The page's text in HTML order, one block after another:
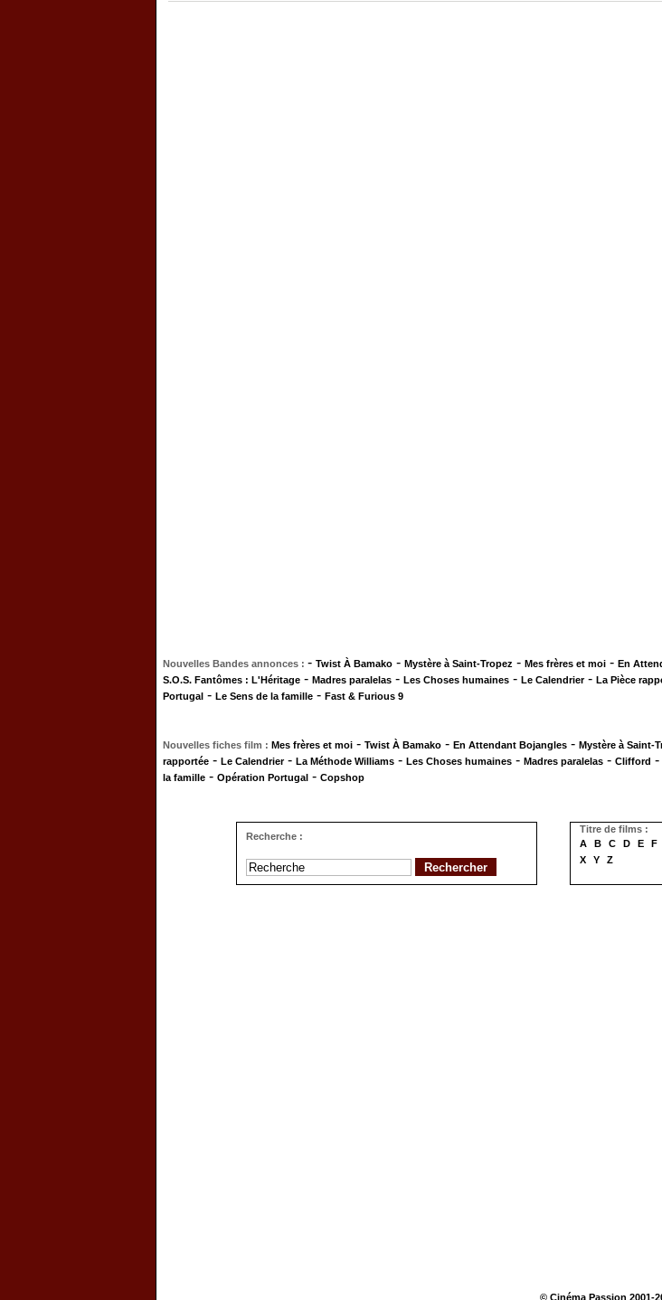
Nouvelles Bandes annonces : - Twist À Bamako - Mystère à Saint-Tropez - Mes frères et moi - En
S.O.S. Fantômes : L'Héritage - Madres paralelas - Les Choses humaines - Le Calendrier- La Pièce
Portugal - Le Sens de la famille - Fast & Furious 9
Nouvelles fiches film : Mes frères et moi - Twist À Bamako - En Attendant Bojangles - Mystère à Saint-
rapportée - Le Calendrier- La Méthode Williams - Les Choses humaines - Madres paralelas - Clifford -
la famille - Opération Portugal - Copshop
Recherche :
Titre de films :
A
B C D E F
X
Y Z
© Cinéma Passion 2001-